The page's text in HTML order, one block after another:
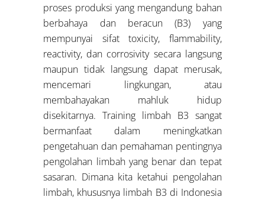
proses produksi yang mengandung bahan
berbahaya dan beracun (B3) yang
mempunyai sifat toxicity, flammability,
reactivity, dan corrosivity secara langsung
maupun tidak langsung dapat merusak,
mencemari lingkungan, atau
membahayakan mahluk hidup
disekitarnya. Training limbah B3 sangat
bermanfaat dalam meningkatkan
pengetahuan dan pemahaman pentingnya
pengolahan limbah yang benar dan tepat
sasaran. Dimana kita ketahui pengolahan
limbah, khususnya limbah B3 di Indonesia